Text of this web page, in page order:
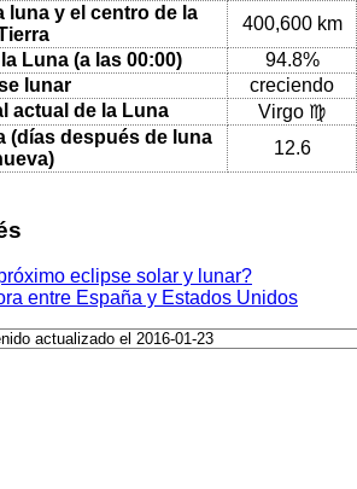
luna y el centro de la
400,600 km
Luna (a las 00:00)
94.8%
lunar
creciendo
actual de la Luna
Virgo ♍
(días después de luna
12.6
eclipse solar y lunar?
entre España y Estados Unidos
actualizado el 2016-01-23